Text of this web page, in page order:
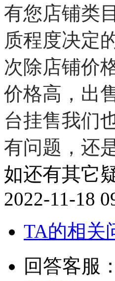
有您店铺类目
质程度决定
次除店铺价
价格高，出
台挂售我们
有问题，还
如还有其它
2022-11-18
TA的相关
回答客服